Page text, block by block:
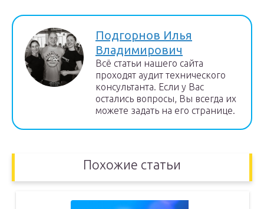
Подгорнов Илья
Владимирович
Всё статьи нашего сайта
проходят аудит технического
консультанта. Если у Вас
остались вопросы, Вы всегда их
можете задать на его странице.
Похожие статьи